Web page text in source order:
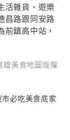
活雜貨、遊樂
昌路跟同安路
前鎮高中站，
雄美食地圖版權